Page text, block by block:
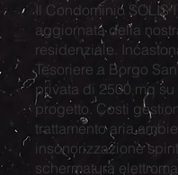
Il Condominio SOLIS
aggiornata della
residenziale.
Tesoriere a Borgo
privata di 2500 mq
progetto. Costi
trattamento aria
insonorizzazione
schermatura